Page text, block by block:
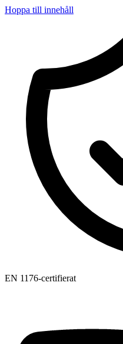
Hoppa till innehåll
EN 1176-certifierat